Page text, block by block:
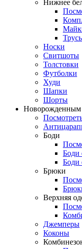
Нижнее
Носки
Свитшоты
Толстовки
Футболки
Худи
Шапки
Шорты
Новорожденным
Боди
Боди
Боди
Брюки
Верхняя
Джемперы
Коконы